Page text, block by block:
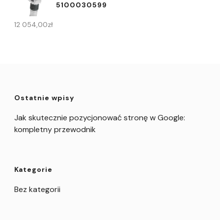
5100030599
12 054,00zł
Ostatnie wpisy
Jak skutecznie pozycjonować stronę w Google:
kompletny przewodnik
Kategorie
Bez kategorii